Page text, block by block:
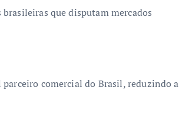
que disputam mercados
comercial do Brasil, reduzindo a